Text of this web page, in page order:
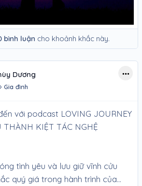
bình luận cho khoảnh khắc này.
Dương
Gia đình
với podcast LOVING JOURNEY
THÀNH KIỆT TÁC NGHỆ
tình yêu và lưu giữ vĩnh cửu
quý giá trong hành trình của...